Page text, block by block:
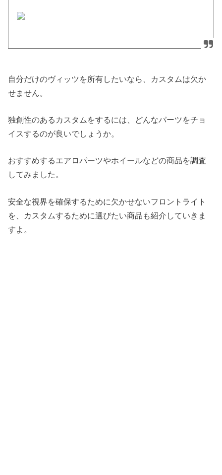
自分だけのヴィッツを所有したいなら、カスタムは欠か
せません。
独創性のあるカスタムをするには、どんなパーツをチョ
イスするのが良いでしょうか。
おすすめするエアロパーツやホイールなどの商品を調査
してみました。
安全な視界を確保するために欠かせないフロントライト
を、カスタムするために選びたい商品も紹介していきま
すよ。